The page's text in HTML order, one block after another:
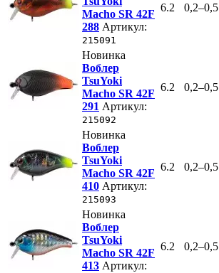
Macho SR 42F
288 Артикул:
215091
6.2 0,2–0,5
Новинка
Воблер
TsuYoki
Macho SR 42F
291 Артикул:
215092
6.2 0,2–0,5
Новинка
Воблер
TsuYoki
Macho SR 42F
410 Артикул:
215093
6.2 0,2–0,5
Новинка
Воблер
TsuYoki
Macho SR 42F
413 Артикул:
6.2 0,2–0,5